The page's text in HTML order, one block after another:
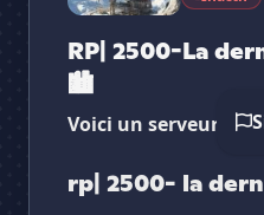
RP| 2500-La
🏙
Voici un serveur de
rp| 2500- la
Vote pourRP|
Es-tu sûr de vouloir
serveur ?